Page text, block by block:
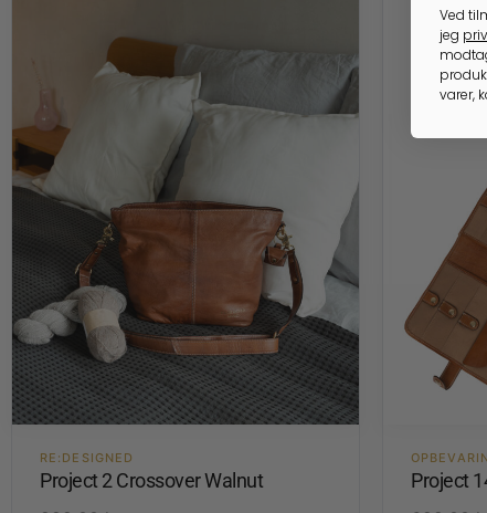
RE:DESIGNED
Project 2 Crossover Walnut Project
Ved
jeg
varer,